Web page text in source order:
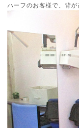
ハーフのお客様で、背が